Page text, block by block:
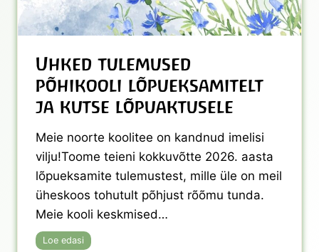
r
d
t
s
i
o
n
l
i
s
d
A
n
Uhked tulemused
põhikooli lõpueksamitelt
ja kutse lõpuaktusele
Meie noorte koolitee on kandnud imelisi
vilju!Toome teieni kokkuvõtte 2026. aasta
lõpueksamite tulemustest, mille üle on meil
üheskoos tohutult põhjust rõõmu tunda.
Meie kooli keskmised…
Loe edasi